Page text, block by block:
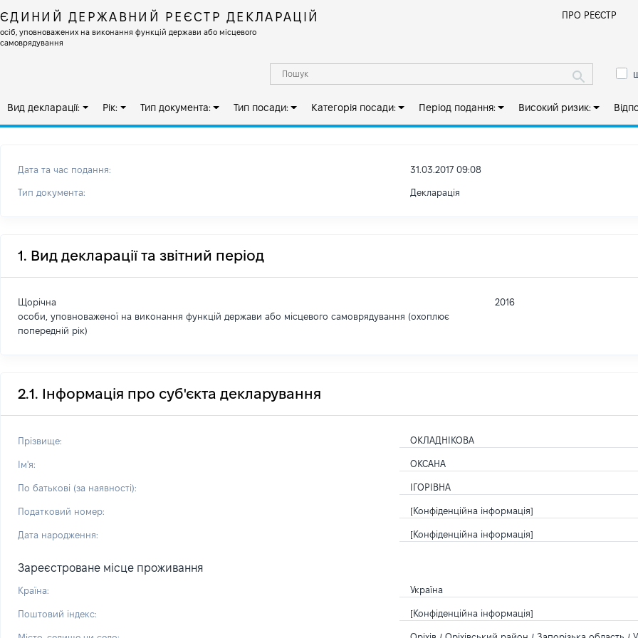
ЄДИНИЙ ДЕРЖАВНИЙ РЕЄСТР ДЕКЛАРАЦІЙ
осіб, уповноважених на виконання функцій держави або місцевого
самоврядування
ПРО РЕЄСТР
Вид декларації: Рік: Тип документа: Тип посади: Категорія посади: Період подання: Високий ризик:
Дата та час подання: 31.03.2017 09:08
Тип документа: Декларація
1. Вид декларації та звітний період
Щорічна
особи, уповноваженої на виконання функцій держави або місцевого самоврядування (охоплює
попередній рік)
2016
2.1. Інформація про суб'єкта декларування
Прізвище: ОКЛАДНІКОВА
Ім'я: ОКСАНА
По батькові (за наявності): ІГОРІВНА
Податковий номер: [Конфіденційна інформація]
Дата народження: [Конфіденційна інформація]
Зареєстроване місце проживання
Країна: Україна
Поштовий індекс: [Конфіденційна інформація]